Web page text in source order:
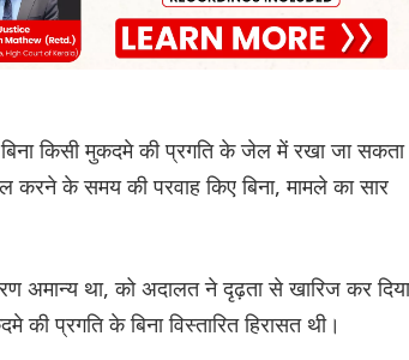
किसी मुकदमे की प्रगति के जेल में रखा जा सकता
के समय की परवाह किए बिना, मामले का सार
अमान्य था, को अदालत ने दृढ़ता से खारिज कर
प्रगति के बिना विस्तारित हिरासत थी।